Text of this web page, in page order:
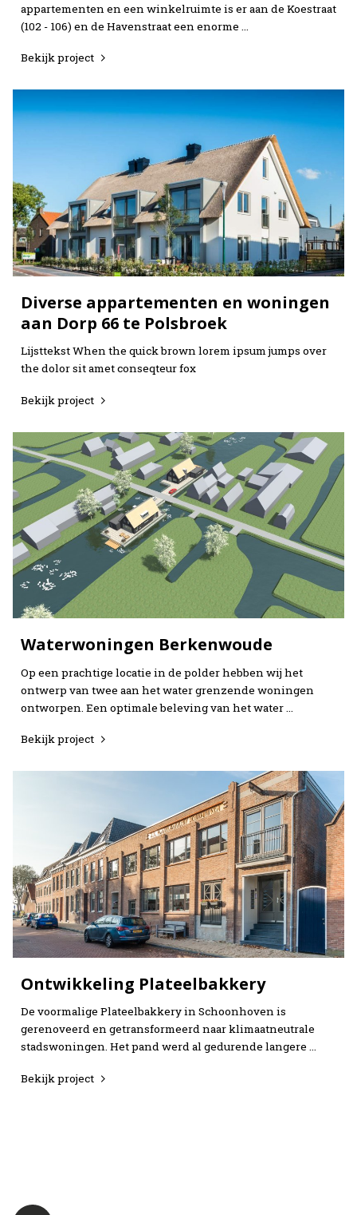
Expertises
Actueel
Over Verstoep
Neem contact op
Neem contact op
appartementen en een winkelruimte is er aan de Koestraat
(102 - 106) en de Havenstraat een enorme …
Bekijk project
Diverse appartementen en woningen
aan Dorp 66 te Polsbroek
Lijsttekst When the quick brown lorem ipsum jumps over
the dolor sit amet conseqteur fox
Bekijk project
Waterwoningen Berkenwoude
Op een prachtige locatie in de polder hebben wij het
ontwerp van twee aan het water grenzende woningen
ontworpen. Een optimale beleving van het water …
Bekijk project
Ontwikkeling Plateelbakkery
De voormalige Plateelbakkery in Schoonhoven is
gerenoveerd en getransformeerd naar klimaatneutrale
stadswoningen. Het pand werd al gedurende langere …
Bekijk project